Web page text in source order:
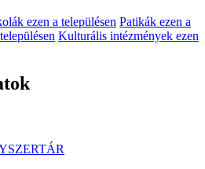
ezen a településen Patikák ezen a
Kulturális intézmények ezen